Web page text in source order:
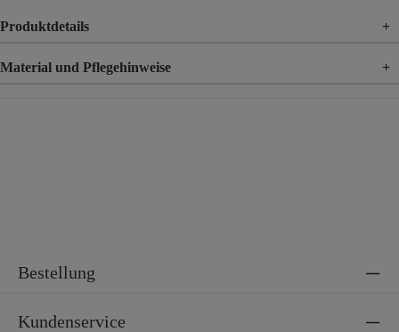
Produktdetails +
Material und Pflegehinweise +
Bestellung
Kundenservice